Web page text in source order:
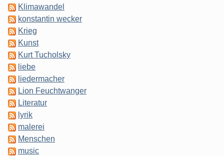
Klimawandel
konstantin wecker
Krieg
Kunst
Kurt Tucholsky
liebe
liedermacher
Lion Feuchtwanger
Literatur
lyrik
malerei
Menschen
music